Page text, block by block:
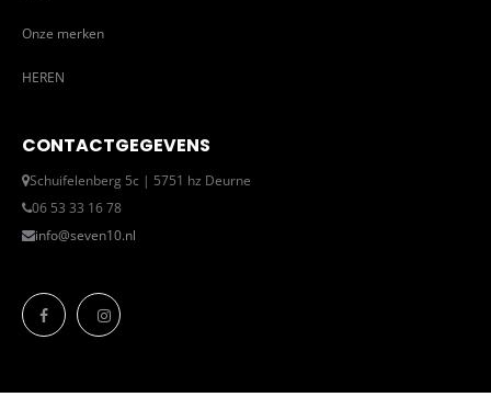
Onze merken
HEREN
CONTACTGEGEVENS
Schuifelenberg 5c | 5751 hz Deurne
06 53 33 16 78
info@seven10.nl